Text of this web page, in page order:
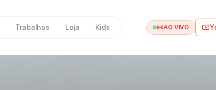
Trabalhos Loja Kids AO VIVO